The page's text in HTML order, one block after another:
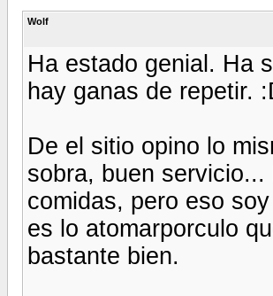
Wolf
Ha estado genial. Ha
hay ganas de repetir.
De el sitio opino lo
sobra, buen
comidas, pero eso
es lo atomarporculo
bastante bien.